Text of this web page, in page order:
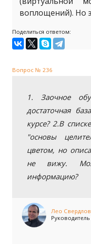
воплощений). Но
Поделиться ответом:
Вопрос № 236
1. Заочное
достаточная
курсе? 2.В
"основы
цветом, но
не вижу.
информацию?
Лео